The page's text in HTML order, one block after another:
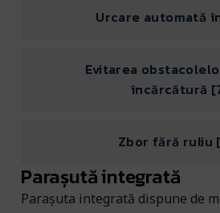
Urcare automată
Evitarea
încărcătură
Zbor fără ruliu
Parașută integrată
Parașuta integrată dispune de